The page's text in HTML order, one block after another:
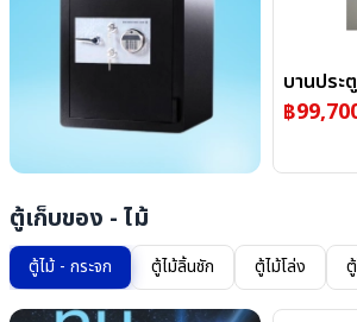
บานประ
฿
ตู้เก็บของ - ไม้
ตู้ไม้ - กระจก
ตู้ไม้ลิ้นชัก ตู้ไม้โล่ง